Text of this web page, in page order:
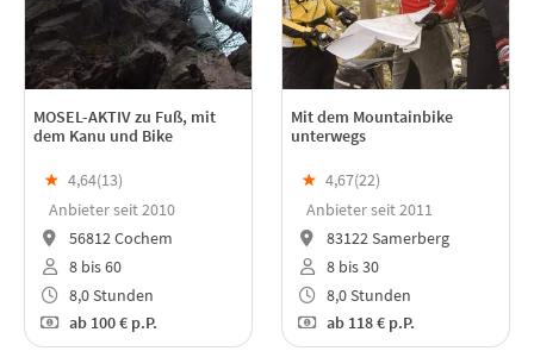
MOSEL-AKTIV zu Fuß, mit
dem Kanu und Bike
★ 4,64(13)
Anbieter seit 2010
56812 Cochem
8 bis 60
8,0 Stunden
ab100 € p.P.
Mit dem Mountainbike
unterwegs
★ 4,67(22)
Anbieter seit 2011
83122 Samerberg
8 bis 30
8,0 Stunden
ab118 € p.P.